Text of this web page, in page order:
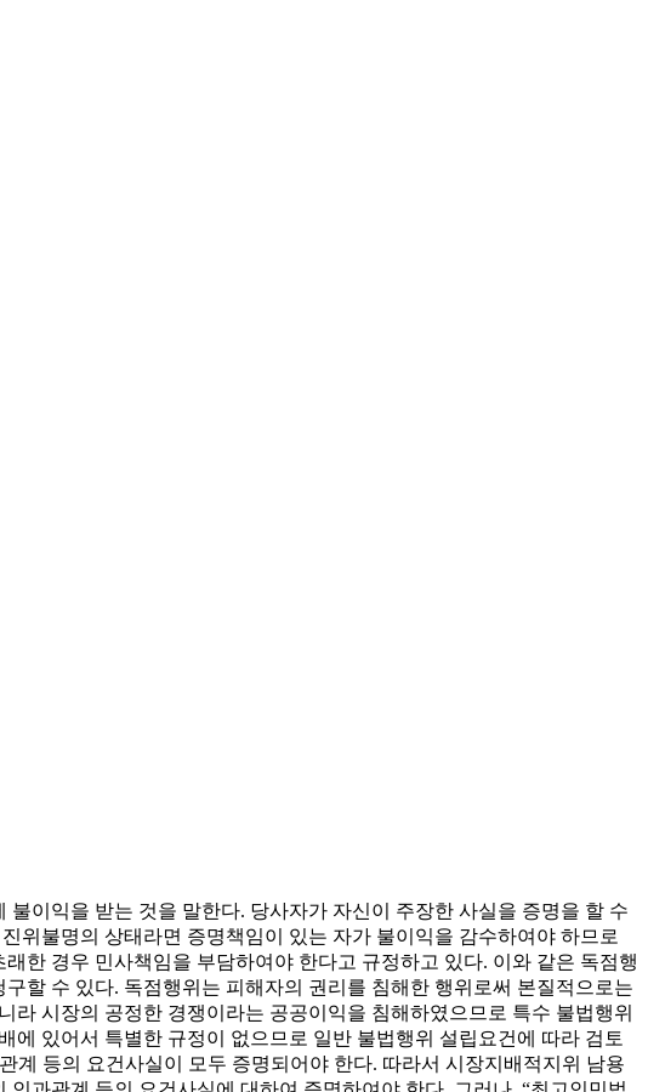
이익을 받는 것을 말한다. 당사자가 자신이 주장한 사실을 증명을 할 수
위불명의 상태라면 증명책임이 있는 자가 불이익을 감수하여야 하므로
한 경우 민사책임을 부담하여야 한다고 규정하고 있다. 이와 같은 독점행
할 수 있다. 독점행위는 피해자의 권리를 침해한 행위로써 본질적으로는
시장의 공정한 경쟁이라는 공공이익을 침해하였으므로 특수 불법행위
있어서 특별한 규정이 없으므로 일반 불법행위 설립요건에 따라 검토
계 등의 요건사실이 모두 증명되어야 한다. 따라서 시장지배적지위 남용